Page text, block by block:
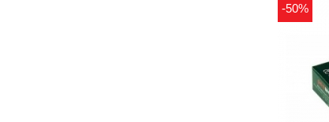
-50%